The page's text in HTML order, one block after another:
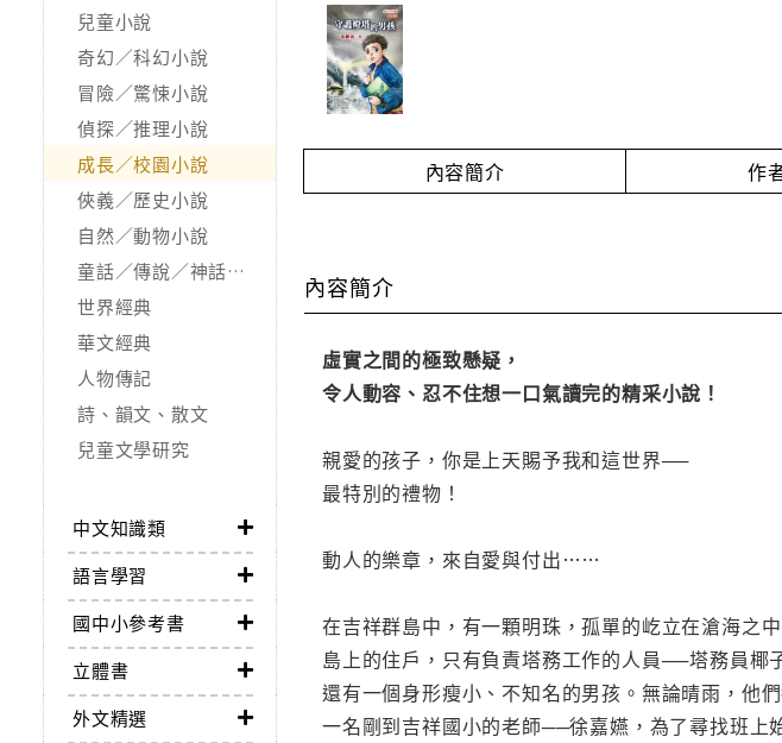
兒童小說
奇幻／科幻小說
冒險／驚悚小說
偵探／推理小說
成長／校園小說
俠義／歷史小說
自然／動物小說
童話／傳說／神話／寓言
世界經典
華文經典
人物傳記
詩、韻文、散文
兒童文學研究
中文知識類
語言學習
國中小參考書
立體書
外文精選
內容簡介 作
內容簡介
虛實之間的極致懸疑，
令人動容、忍不住想一口氣讀完的精采小說！
親愛的孩子，你是上天賜予我和這世界──
最特別的禮物！
動人的樂章，來自愛與付出……
在吉祥群島中，有一顆明珠，孤單的屹立在滄海之
島上的住戶，只有負責塔務工作的人員──塔務員椰
還有一個身形瘦小、不知名的男孩。無論晴雨，他
一名剛到吉祥國小的老師──徐嘉嬿，為了尋找班上